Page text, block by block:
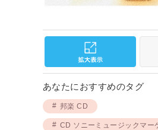
あなたにおすすめのタグ
邦楽 CD
CD ソニーミュージックマー